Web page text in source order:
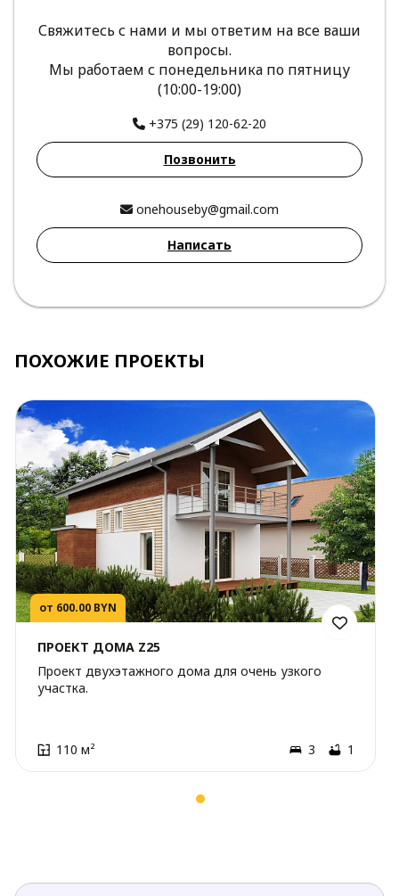
Свяжитесь с нами и мы ответим на все ваши
вопросы.
Мы работаем с понедельника по пятницу
(10:00-19:00)
+375 (29) 120-62-20
Позвонить
onehouseby@gmail.com
Написать
ПОХОЖИЕ ПРОЕКТЫ
от 600.00 BYN
ПРОЕКТ ДОМА Z25
Проект двухэтажного дома для очень узкого
участка.
110 м² 3 1